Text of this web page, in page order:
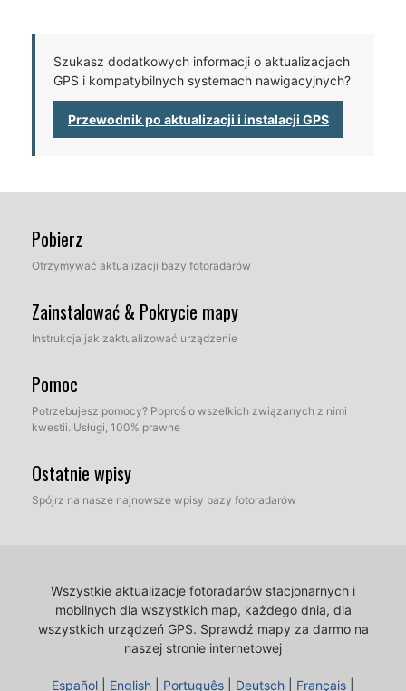
Szukasz dodatkowych informacji o aktualizacjach
GPS i kompatybilnych systemach nawigacyjnych?
Przewodnik po aktualizacji i instalacji GPS
Pobierz
Otrzymywać aktualizacji bazy fotoradarów
Zainstalować & Pokrycie mapy
Instrukcja jak zaktualizować urządzenie
Pomoc
Potrzebujesz pomocy? Poproś o wszelkich związanych z nimi
kwestii. Usługi, 100% prawne
Ostatnie wpisy
Spójrz na nasze najnowsze wpisy bazy fotoradarów
Wszystkie aktualizacje fotoradarów stacjonarnych i
mobilnych dla wszystkich map, każdego dnia, dla
wszystkich urządzeń GPS. Sprawdź mapy za darmo na
naszej stronie internetowej
Español English Português Deutsch Français